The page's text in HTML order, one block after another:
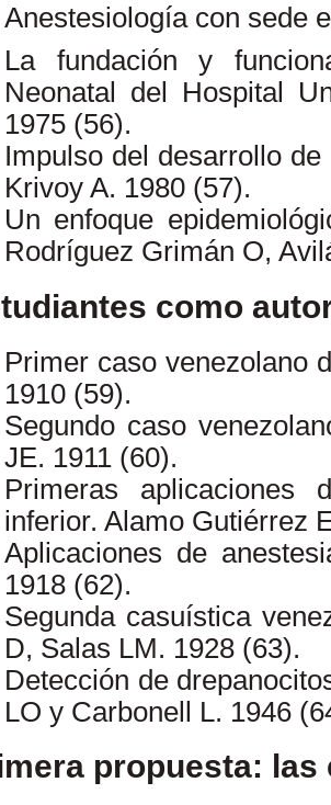
Anestesiología con sede
La fundación y
Neonatal del Hospital
1975 (56).
Impulso del desarrollo
Krivoy A. 1980 (57).
Un enfoque
Rodríguez Grimán O,
como
Primer caso venezolano
1910 (59).
Segundo caso
JE. 1911 (60).
Primeras aplicaciones
inferior. Alamo Gutiérrez
Aplicaciones de
1918 (62).
Segunda casuística
D, Salas LM. 1928 (63).
Detección de
LO y Carbonell L. 1946
propuesta: las